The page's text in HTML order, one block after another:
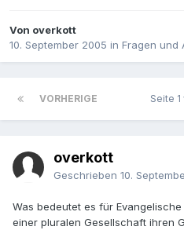
Von overkott
10. September 2005 in Fragen und
VORHERIGE Seite 1
overkott
Geschrieben 10.
Was bedeutet es für
einer pluralen Gesellschaft ihren